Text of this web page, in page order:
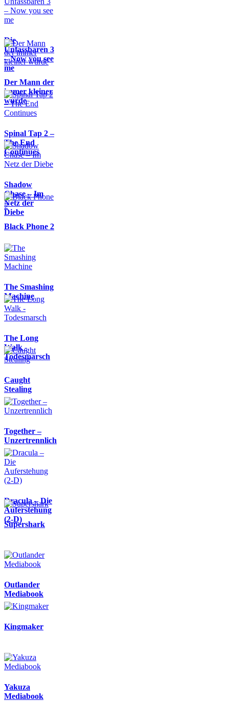
Die
Unfassbaren 3
– Now you see
me
Der Mann der
immer kleiner
wurde
Spinal Tap 2 –
The End
Continues
Shadow
Chase – Im
Netz der
Diebe
Black Phone 2
The Smashing
Machine
The Long
Walk -
Todesmarsch
Caught
Stealing
Together –
Unzertrennlich
Dracula – Die
Auferstehung
(2-D)
Supershark
Outlander
Mediabook
Kingmaker
Yakuza
Mediabook